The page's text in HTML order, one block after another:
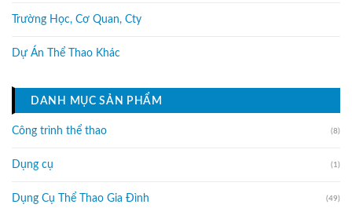
Trường Học, Cơ Quan, Cty
Dự Án Thể Thao Khác
DANH MỤC SẢN PHẨM
Công trình thể thao (8)
Dụng cụ (1)
Dụng Cụ Thể Thao Gia Đình (49)